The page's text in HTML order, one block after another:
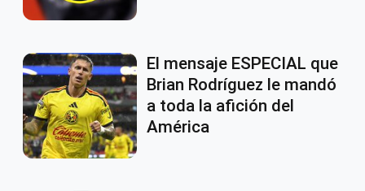
El mensaje ESPECIAL que
Brian Rodríguez le mandó
a toda la afición del
América